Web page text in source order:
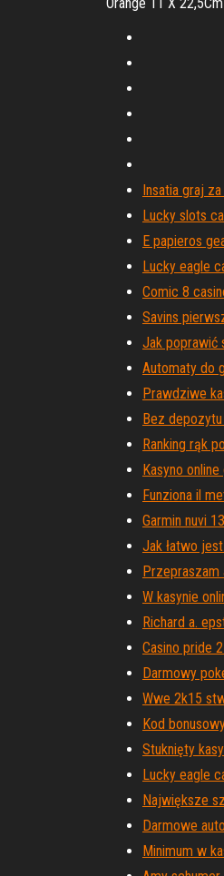
Insatia graj
Lucky slots
E papieros
Lucky eagle
Comic 8
Savins
Jak poprawić
Automaty do
Prawdziwe
Bez
Ranking rąk
Kasyno
Funziona il
Garmin nuvi
Jak łatwo
W kasynie
Richard a.
Casino pride
Darmowy
Wwe 2k15
Kod
Stuknięty
Lucky eagle
Największe
Darmowe
Minimum w